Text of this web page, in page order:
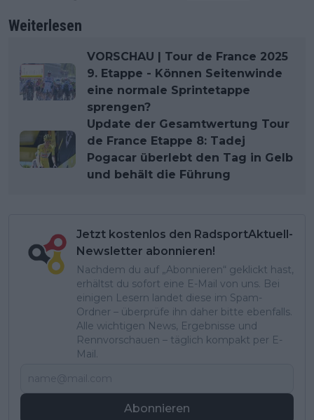
Weiterlesen
VORSCHAU | Tour de France 2025
9. Etappe - Können Seitenwinde
eine normale Sprintetappe
sprengen?
Update der Gesamtwertung Tour
de France Etappe 8: Tadej
Pogacar überlebt den Tag in Gelb
und behält die Führung
Jetzt kostenlos den RadsportAktuell-
Newsletter abonnieren!
Nachdem du auf „Abonnieren“ geklickt hast,
erhältst du sofort eine E-Mail von uns. Bei
einigen Lesern landet diese im Spam-
Ordner – überprüfe ihn daher bitte ebenfalls.
Alle wichtigen News, Ergebnisse und
Rennvorschauen – täglich kompakt per E-
Mail.
Abonnieren